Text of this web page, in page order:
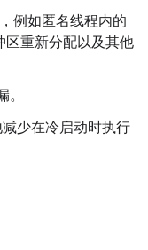
例如匿名线程内的
区重新分配以及其他
少在冷启动时执行